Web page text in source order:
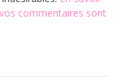
commentaires sont